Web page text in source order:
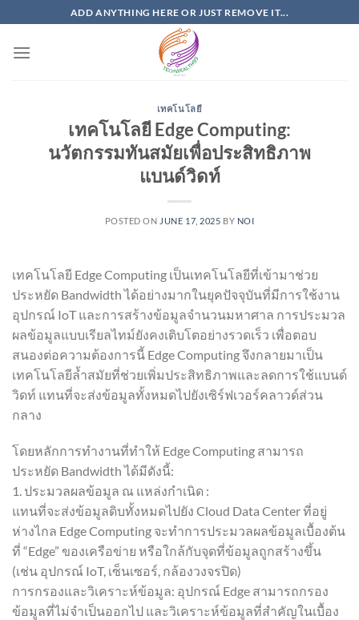
to
content
ADD ANYTHING HERE OR JUST REMOVE IT...
เทคโนโลยี
เทคโนโลยี Edge Computing:
นวัตกรรมทันสมัยเพื่อประสิทธิภาพ
แบนด์วิดท์
POSTED ON JUNE 17, 2025 BY NOI
เทคโนโลยี Edge Computing เป็นเทคโนโลยีที่เข้ามาช่วย
ประหยัด Bandwidth ได้อย่างมากในยุคปัจจุบันที่มีการใช้งาน
อุปกรณ์ IoT และการสร้างข้อมูลจำนวนมหาศาล การประมวล
ผลข้อมูลแบบเรียลไทม์ยังคงเติบโตอย่างรวดเร็ว เพื่อตอบ
สนองต่อความต้องการนี้ Edge Computing จึงกลายมาเป็น
เทคโนโลยีล้ำสมัยที่ช่วยเพิ่มประสิทธิภาพและลดการใช้แบนด์
วิดท์ แทนที่จะส่งข้อมูลทั้งหมดไปยังเซิร์ฟเวอร์คลาวด์ส่วน
กลาง
โดยหลักการทำงานที่ทำให้ Edge Computing สามารถ
ประหยัด Bandwidth ได้มีดังนี้:
1. ประมวลผลข้อมูล ณ แหล่งกำเนิด :
แทนที่จะส่งข้อมูลดิบทั้งหมดไปยัง Cloud Data Center ที่อยู่
ห่างไกล Edge Computing จะทำการประมวลผลข้อมูลเบื้องต้น
ที่ “Edge” ของเครือข่าย หรือใกล้กับจุดที่ข้อมูลถูกสร้างขึ้น
(เช่น อุปกรณ์ IoT, เซ็นเซอร์, กล้องวงจรปิด)
การกรองและวิเคราะห์ข้อมูล: อุปกรณ์ Edge สามารถกรอง
ข้อมูลที่ไม่จำเป็นออกไป และวิเคราะห์ข้อมูลที่สำคัญในเบื้อง